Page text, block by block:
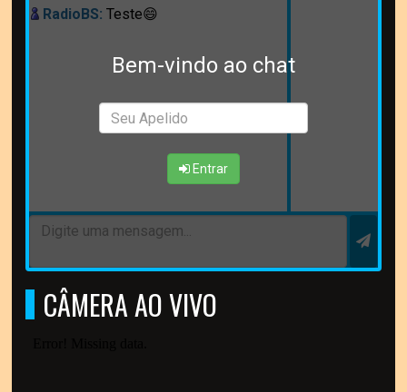
Bem-vindo ao chat
Entrar
RadioBS: Teste😄
CÂMERA AO VIVO